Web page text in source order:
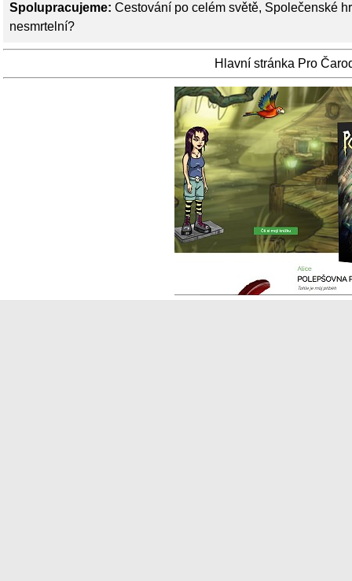
Spolupracujeme: Cestování po celém světě, Společenské
nesmrtelní?
Hlavní stránka Pro